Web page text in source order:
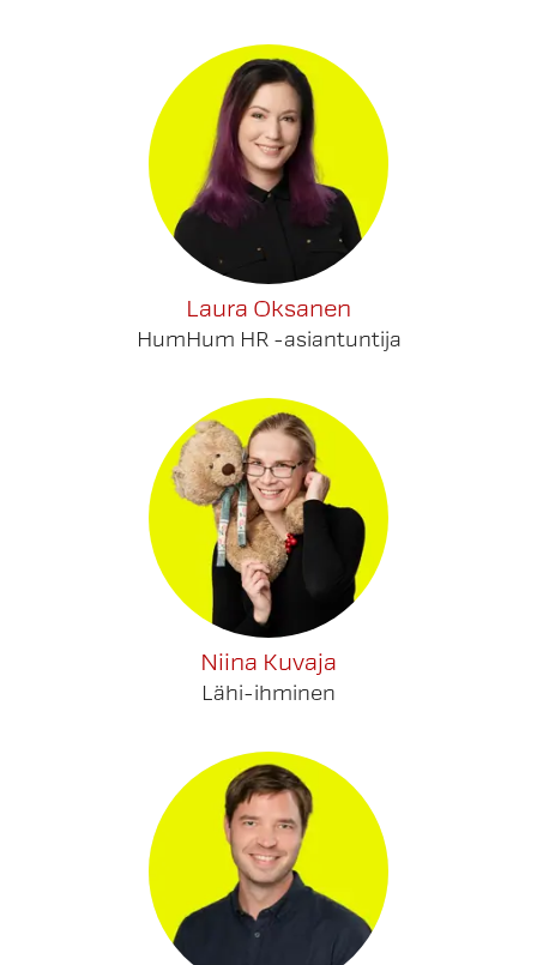
Laura Oksanen
HumHum HR -asiantuntija
Niina Kuvaja
Lähi-ihminen